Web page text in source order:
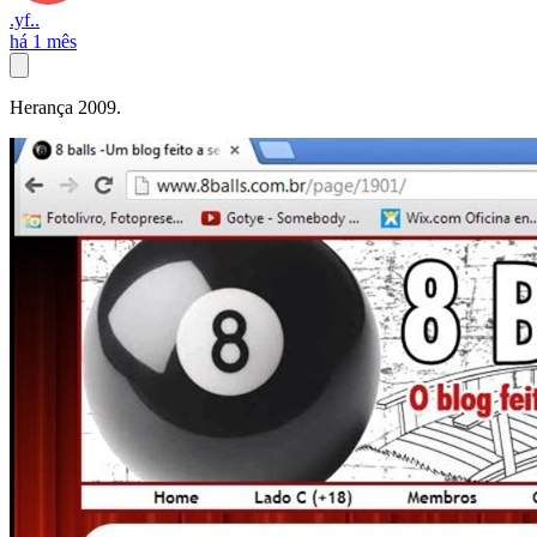
.yf..
há 1 mês
Herança 2009.